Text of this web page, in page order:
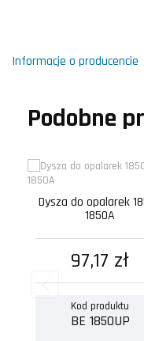
Informacje o producencie
Podobne
Dysza do opalarek
1850A
97,17 zł
Kod produktu
BE 1850UP